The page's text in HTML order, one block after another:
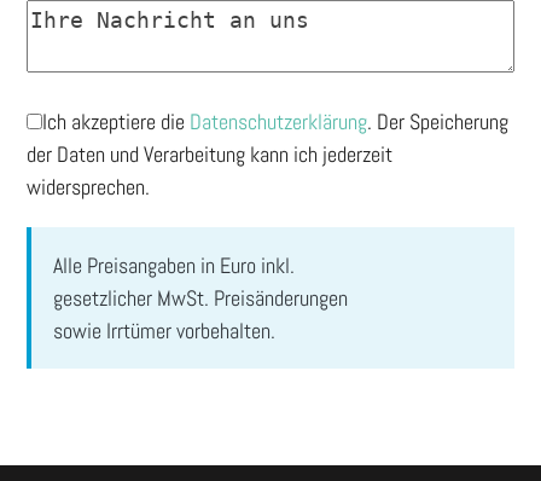
Ich akzeptiere die Datenschutzerklärung. Der Speicherung
der Daten und Verarbeitung kann ich jederzeit
widersprechen.
Alle Preisangaben in Euro inkl.
gesetzlicher MwSt. Preisänderungen
sowie Irrtümer vorbehalten.